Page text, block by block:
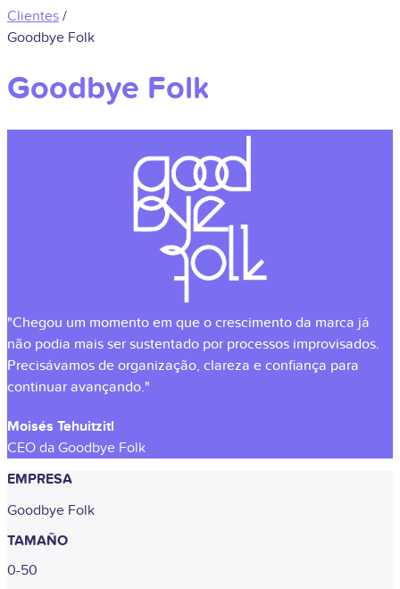
Clientes /
Goodbye Folk
Goodbye Folk
"Chegou um momento em que o crescimento da marca já
não podia mais ser sustentado por processos improvisados.
Precisávamos de organização, clareza e confiança para
continuar avançando."
Moisés Tehuitzitl
CEO da Goodbye Folk
EMPRESA
Goodbye Folk
TAMAÑO
0-50